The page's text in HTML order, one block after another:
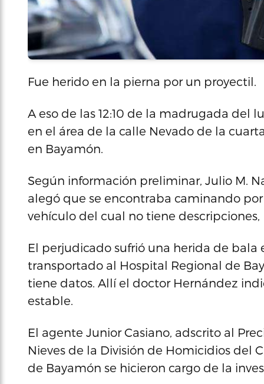
Fue herido en la pierna por un proyectil.
A eso de las 12:10 de la madrugada del
en el área de la calle Nevado de la
en Bayamón.
Según información preliminar, Julio M.
alegó que se encontraba caminando
vehículo del cual no tiene
El perjudicado sufrió una herida de bala
transportado al Hospital Regional de
tiene datos. Allí el doctor Hernández
estable.
El agente Junior Casiano, adscrito al
Nieves de la División de Homicidios del
de Bayamón se hicieron cargo de la